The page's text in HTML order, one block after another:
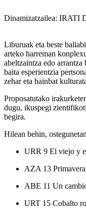
Dinamizatzailea: IRATI
Liburuak eta beste
arteko harreman
abeltzaintza edo arrantza
baita esperientzia
zehar eta hainbat
Proposatutako
dugu, ikuspegi
begira.
Hilean behin,
URR 9 El viejo y
AZA 13
ABE 11 Un
URT 15 Cobalto